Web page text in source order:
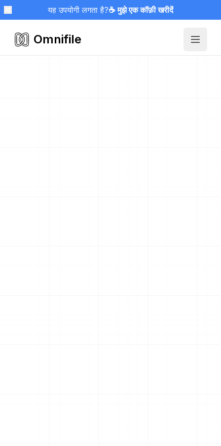
यह उपयोगी लगता है?☕ मुझे एक कॉफ़ी खरीदें
Omnifile